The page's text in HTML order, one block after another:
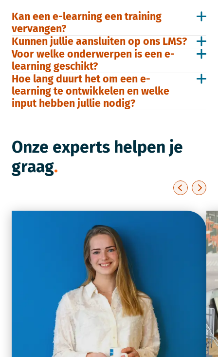
Kan een e-learning een training
vervangen?
Kunnen jullie aansluiten op ons LMS?
Voor welke onderwerpen is een e-
learning geschikt?
Hoe lang duurt het om een e-
learning te ontwikkelen en welke
input hebben jullie nodig?
Onze experts helpen je
graag